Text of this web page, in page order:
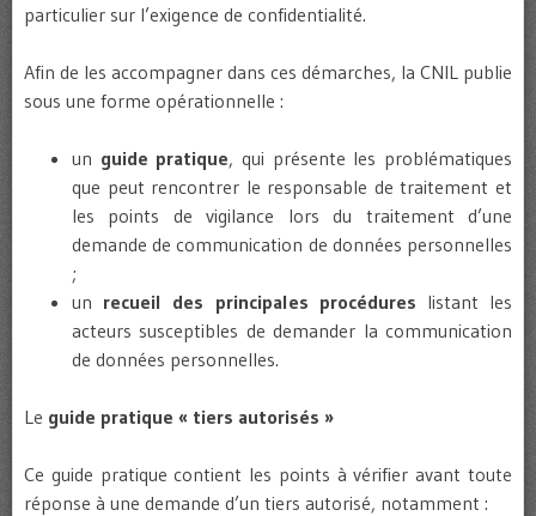
particulier sur l’exigence de confidentialité.
Afin de les accompagner dans ces démarches, la CNIL publie
sous une forme opérationnelle :
un guide pratique, qui présente les problématiques
que peut rencontrer le responsable de traitement et
les points de vigilance lors du traitement d’une
demande de communication de données personnelles
;
un recueil des principales procédures listant les
acteurs susceptibles de demander la communication
de données personnelles.
Le guide pratique « tiers autorisés »
Ce guide pratique contient les points à vérifier avant toute
réponse à une demande d’un tiers autorisé, notamment :